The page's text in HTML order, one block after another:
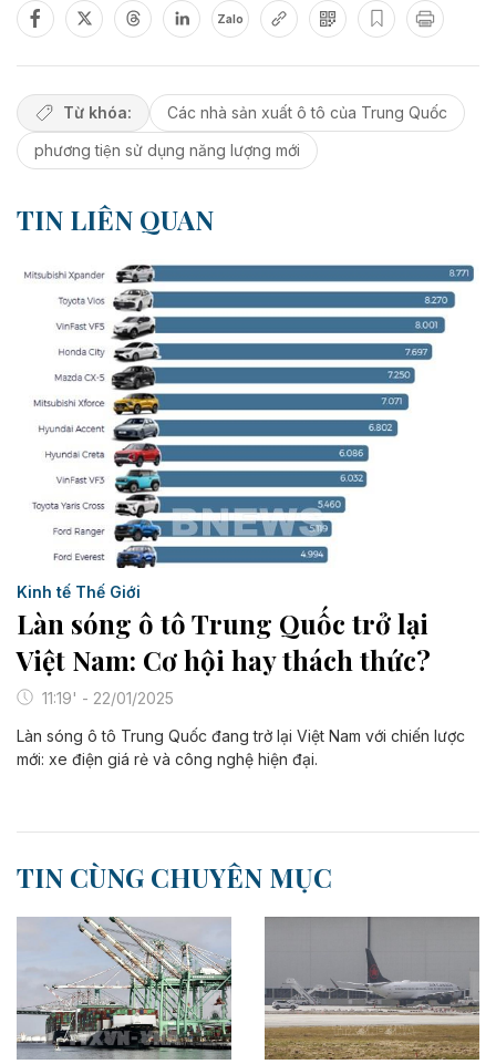
Zalo
Từ khóa:
Các nhà sản xuất ô tô của Trung Quốc
phương tiện sử dụng năng lượng mới
TIN LIÊN QUAN
Kinh tế Thế Giới
Làn sóng ô tô Trung Quốc trở lại
Việt Nam: Cơ hội hay thách thức?
11:19' - 22/01/2025
Làn sóng ô tô Trung Quốc đang trở lại Việt Nam với chiến lược
mới: xe điện giá rẻ và công nghệ hiện đại.
TIN CÙNG CHUYÊN MỤC